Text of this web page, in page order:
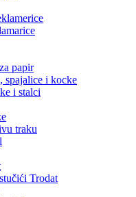
papir
spajalice i kocke
i stalci
traku
Trodat